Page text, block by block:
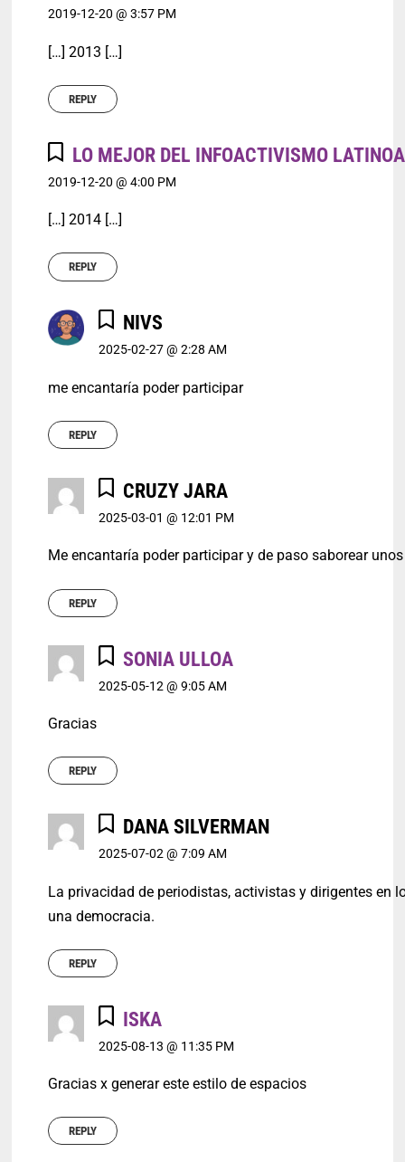
2019-12-20 @ 3:57 PM
[…] 2013 […]
REPLY
LO MEJOR DEL INFOACTIVISMO
2019-12-20 @ 4:00 PM
[…] 2014 […]
REPLY
NIVS
2025-02-27 @ 2:28 AM
me encantaría poder participar
REPLY
CRUZY JARA
2025-03-01 @ 12:01 PM
Me encantaría poder participar y de paso saborear
REPLY
SONIA ULLOA
2025-05-12 @ 9:05 AM
Gracias
REPLY
DANA SILVERMAN
2025-07-02 @ 7:09 AM
La privacidad de periodistas, activistas y dirigentes en
una democracia.
REPLY
ISKA
2025-08-13 @ 11:35 PM
Gracias x generar este estilo de espacios
REPLY